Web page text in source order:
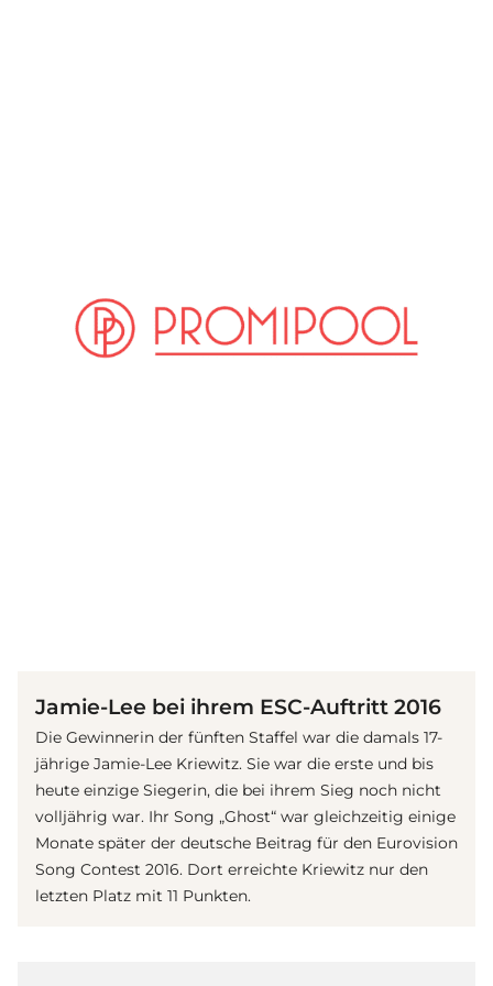
Jamie-Lee bei ihrem ESC-Auftritt 2016
Die Gewinnerin der fünften Staffel war die damals 17-
jährige Jamie-Lee Kriewitz. Sie war die erste und bis
heute einzige Siegerin, die bei ihrem Sieg noch nicht
volljährig war. Ihr Song „Ghost“ war gleichzeitig einige
Monate später der deutsche Beitrag für den Eurovision
Song Contest 2016. Dort erreichte Kriewitz nur den
letzten Platz mit 11 Punkten.